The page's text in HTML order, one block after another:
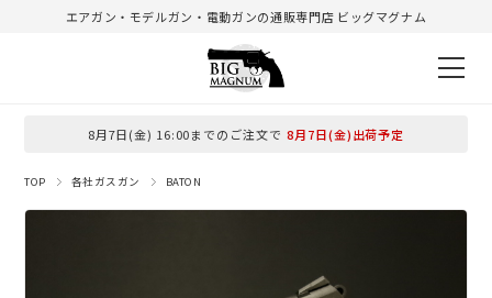
エアガン・モデルガン・電動ガンの通販専門店 ビッグマグナム
8月7日(金) 16:00までのご注文で 8月7日(金)出荷予定
TOP 各社ガスガン BATON